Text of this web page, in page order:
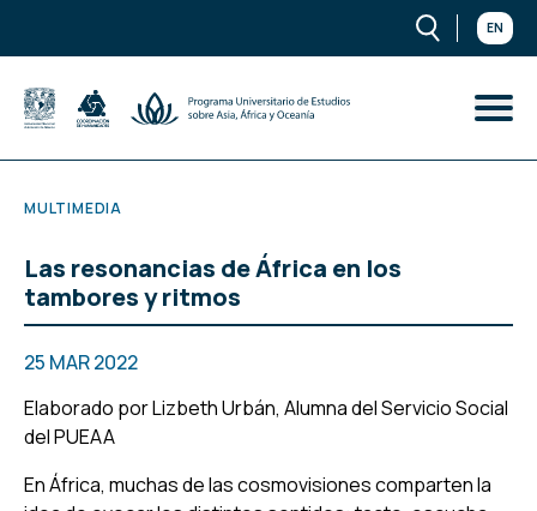
EN
MULTIMEDIA
Las resonancias de África en los
tambores y ritmos
25 MAR 2022
Elaborado por Lizbeth Urbán, Alumna del Servicio Social
del PUEAA
En África, muchas de las cosmovisiones comparten la